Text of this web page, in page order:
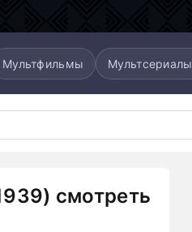
Мультфильмы Мультсериалы
смотреть